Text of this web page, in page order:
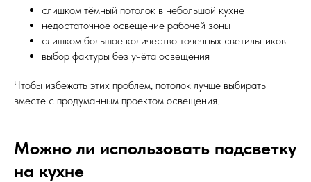
слишком тёмный потолок в небольшой кухне
недостаточное освещение рабочей зоны
слишком большое количество точечных светильников
выбор фактуры без учёта освещения
Чтобы избежать этих проблем, потолок лучше выбирать
вместе с продуманным проектом освещения.
Можно ли использовать подсветку
на кухне